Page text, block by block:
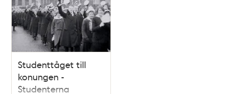
Studenttåget till
konungen -
Studenterna